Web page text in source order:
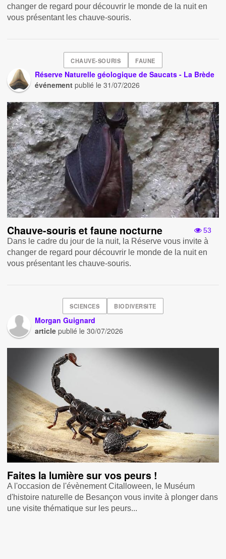
changer de regard pour découvrir le monde de la nuit en
vous présentant les chauve-souris.
CHAUVE-SOURIS FAUNE
Réserve Naturelle géologique de Saucats - La Brède
événement publié le31/07/2026
53
Chauve-souris et faune nocturne
Dans le cadre du jour de la nuit, la Réserve vous invite à
changer de regard pour découvrir le monde de la nuit en
vous présentant les chauve-souris.
SCIENCES BIODIVERSITE
Morgan Guignard
article publié le30/07/2026
Faites la lumière sur vos peurs !
A l'occasion de l'évènement Citalloween, le Muséum
d'histoire naturelle de Besançon vous invite à plonger dans
une visite thématique sur les peurs...